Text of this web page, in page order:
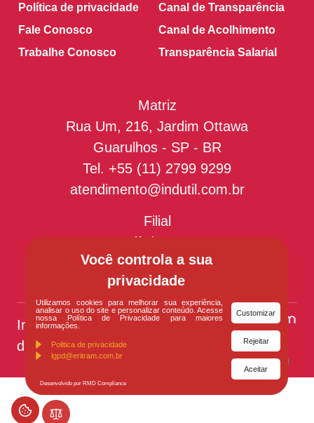
Política de privacidade
Canal de Transparência
Fale Conosco
Canal de Acolhimento
Trabalhe Conosco
Transparência Salarial
Matriz
Rua Um, 216, Jardim Ottawa
Guarulhos - SP - BR
Tel. +55 (11) 2799 9299
atendimento@indutil.com.br
Filial
Recife/PE - BR
Indutil© Todos os
direitos reservados
Você controla a sua
privacidade
Utilizamos cookies para melhorar sua experiência,
analisar o uso do site e personalizar conteúdo. Acesse
nossa Política de Privacidade para maiores
informações.
Politica de privacidade
lgpd@eritram.com.br
Customizar
Rejeitar
Aceitar
Desenvolvido por RMD Compliance